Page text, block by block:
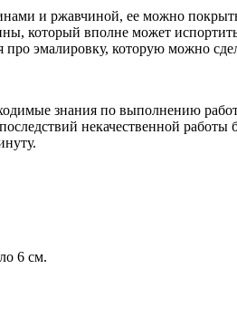
и ржавчиной, ее можно
который вполне может
про эмалировку, которую можно
знания по выполнению
некачественной
6 см.